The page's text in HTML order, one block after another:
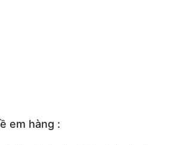
em hàng :